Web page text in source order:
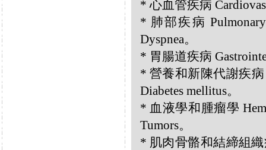
* 心血管疾病
* 肺部疾病
Dyspnea。
* 胃腸道疾病
* 營養和新陳代謝疾病
Diabetes mellitus。
* 血液學和腫瘤學
Tumors。
* 肌肉骨骼和結締組織